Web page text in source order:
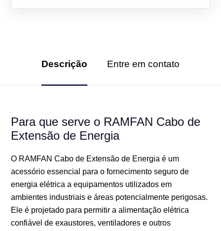
Descrição Entre em contato
Para que serve o RAMFAN Cabo de
Extensão de Energia
O RAMFAN Cabo de Extensão de Energia é um
acessório essencial para o fornecimento seguro de
energia elétrica a equipamentos utilizados em
ambientes industriais e áreas potencialmente perigosas.
Ele é projetado para permitir a alimentação elétrica
confiável de exaustores, ventiladores e outros